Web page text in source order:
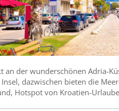
an der wunderschönen Adria-
dazwischen bieten die
Hotspot von Kroatien-